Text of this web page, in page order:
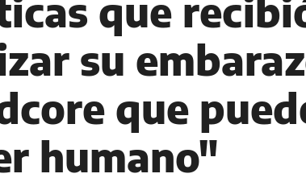
que
su
que
humano"